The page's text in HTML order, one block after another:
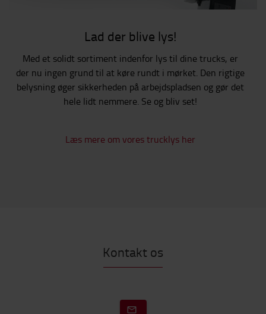
Lad der blive lys!
Med et solidt sortiment indenfor lys til dine trucks, er
der nu ingen grund til at køre rundt i mørket. Den rigtige
belysning øger sikkerheden på arbejdspladsen og gør det
hele lidt nemmere. Se og bliv set!
Læs mere om vores trucklys her
Kontakt os